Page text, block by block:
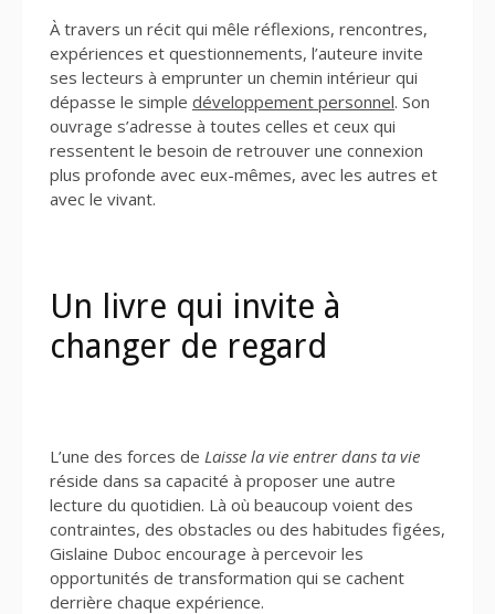
À travers un récit qui mêle réflexions, rencontres,
expériences et questionnements, l’auteure invite
ses lecteurs à emprunter un chemin intérieur qui
dépasse le simple développement personnel. Son
ouvrage s’adresse à toutes celles et ceux qui
ressentent le besoin de retrouver une connexion
plus profonde avec eux-mêmes, avec les autres et
avec le vivant.
Un livre qui invite à
changer de regard
L’une des forces de Laisse la vie entrer dans ta vie
réside dans sa capacité à proposer une autre
lecture du quotidien. Là où beaucoup voient des
contraintes, des obstacles ou des habitudes figées,
Gislaine Duboc encourage à percevoir les
opportunités de transformation qui se cachent
derrière chaque expérience.